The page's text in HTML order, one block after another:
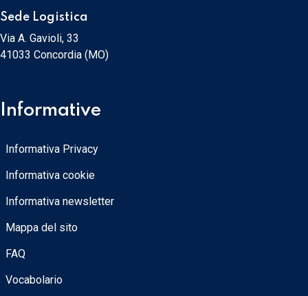
Sede Logistica
Via A. Gavioli, 33
41033 Concordia (MO)
Informative
Informativa Privacy
Informativa cookie
Informativa newsletter
Mappa del sito
FAQ
Vocabolario